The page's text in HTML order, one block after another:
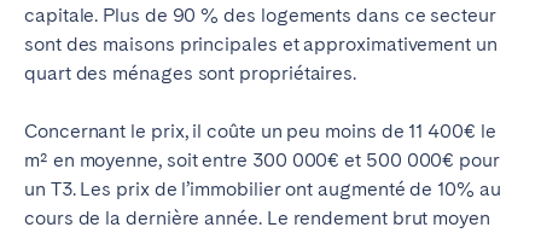
capitale. Plus de 90 % des logements dans ce secteur
sont des maisons principales et approximativement un
quart des ménages sont propriétaires.
Concernant le prix, il coûte un peu moins de 11 400€ le
m² en moyenne, soit entre 300 000€ et 500 000€ pour
un T3. Les prix de l’immobilier ont augmenté de 10% au
cours de la dernière année. Le rendement brut moyen